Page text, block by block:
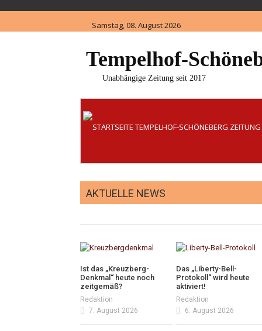
content
Samstag, 08. August 2026
Tempelhof-
Unabhängige Zeitung seit 2017
AKTUELLE NEWS
Ist das „Kreuzberg-
Denkmal“ heute noch
zeitgemäß?
Redaktion
7. August 2026
Das „Liberty-Bell-
Protokoll“ wird heute
aktiviert!
Redaktion
6. August 2026